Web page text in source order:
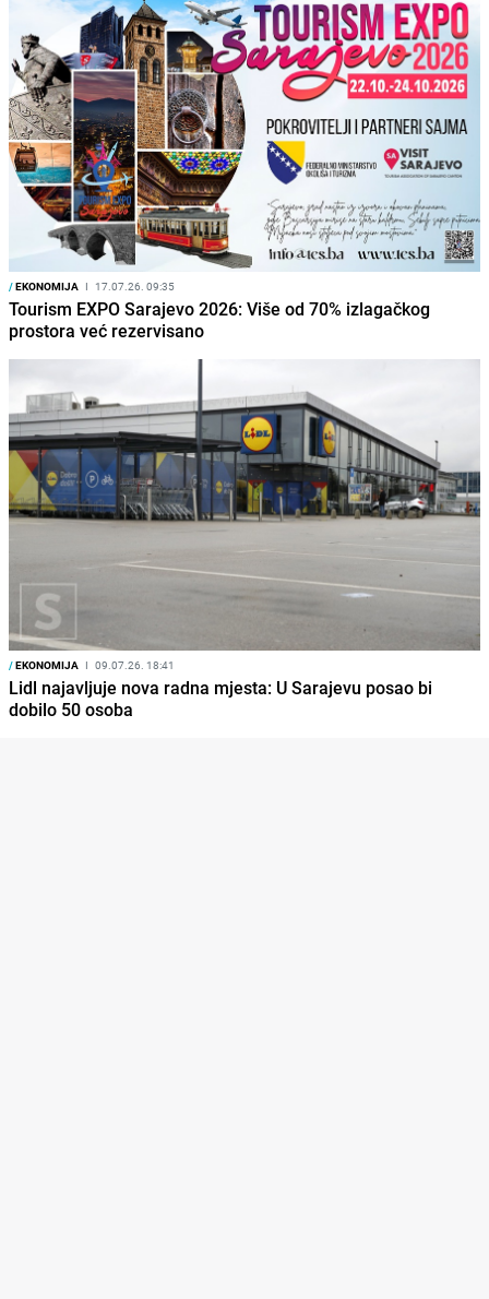
/EKONOMIJA I 17.07.26. 09:35
Tourism EXPO Sarajevo 2026: Više od 70% izlagačkog
prostora već rezervisano
/EKONOMIJA I 09.07.26. 18:41
Lidl najavljuje nova radna mjesta: U Sarajevu posao bi
dobilo 50 osoba